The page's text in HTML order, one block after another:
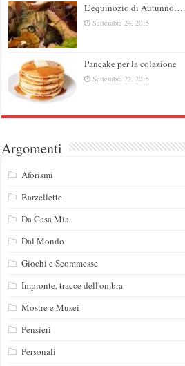
L’equinozio di Autunno….
Settembre 24, 2015
Pancake per la colazione
Settembre 22, 2015
Argomenti
Aforismi
Barzellette
Da Casa Mia
Dal Mondo
Giochi e Scommesse
Impronte, tracce dell'ombra
Mostre e Musei
Pensieri
Personali